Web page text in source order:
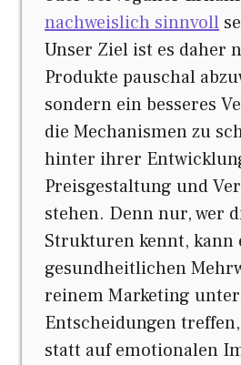
nachweislich sinnvoll
Unser Ziel ist es daher
Produkte pauschal
sondern ein besseres
die Mechanismen zu
hinter ihrer
Preisgestaltung und
stehen. Denn nur, wer
Strukturen kennt, kann
gesundheitlichen
reinem Marketing
Entscheidungen
statt auf emotionalen